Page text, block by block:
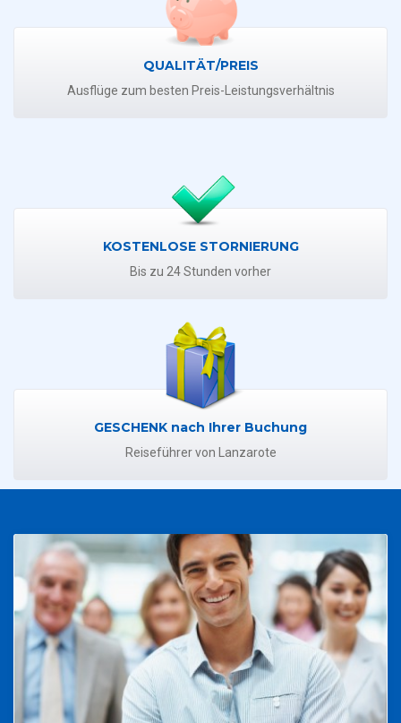
QUALITÄT/PREIS
Ausflüge zum besten Preis-Leistungsverhältnis
KOSTENLOSE STORNIERUNG
Bis zu 24 Stunden vorher
GESCHENK nach Ihrer Buchung
Reiseführer von Lanzarote